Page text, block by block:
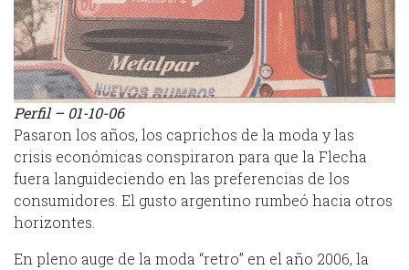
Perfil – 01-10-06
Pasaron los años, los caprichos de la moda y las
crisis económicas conspiraron para que la Flecha
fuera languideciendo en las preferencias de los
consumidores. El gusto argentino rumbeó hacia otros
horizontes.
En pleno auge de la moda “retro” en el año 2006, la